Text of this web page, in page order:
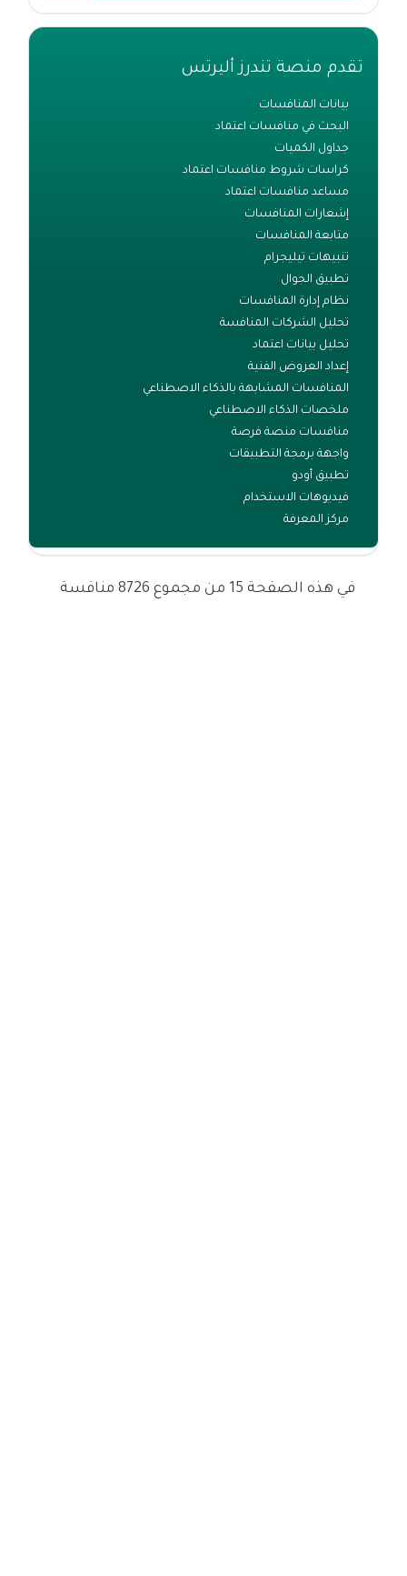
تقدم منصة تندرز أليرتس
بيانات المنافسات
البحث في منافسات اعتماد
جداول الكميات
كراسات شروط منافسات اعتماد
مساعد منافسات اعتماد
إشعارات المنافسات
متابعة المنافسات
تنبيهات تيليجرام
تطبيق الجوال
نظام إدارة المنافسات
تحليل الشركات المنافسة
تحليل بيانات اعتماد
إعداد العروض الفنية
المنافسات المشابهة بالذكاء الاصطناعي
ملخصات الذكاء الاصطناعي
منافسات منصة فرصة
واجهة برمجة التطبيقات
تطبيق أودو
فيديوهات الاستخدام
مركز المعرفة
في هذه الصفحة 15 من مجموع 8726 منافسة